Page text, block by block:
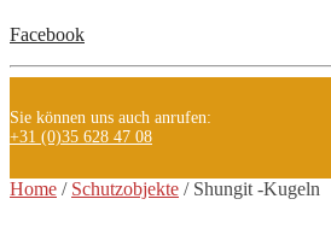
Facebook
Sie können uns auch anrufen:
+31 (0)35 628 47 08
Home / Schutzobjekte / Shungit -Kugeln